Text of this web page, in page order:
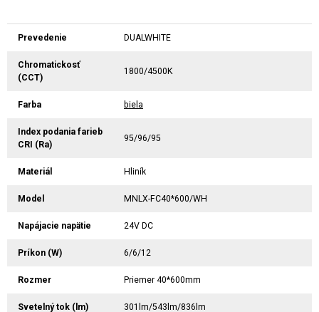
Prevedenie DUALWHITE
Chromatickosť
(CCT)
1800/4500K
Farba biela
Index podania farieb
CRI (Ra)
95/96/95
Materiál Hliník
Model MNLX-FC40*600/WH
Napájacie napätie 24V DC
Príkon (W) 6/6/12
Rozmer Priemer 40*600mm
Svetelný tok (lm) 301lm/543lm/836lm